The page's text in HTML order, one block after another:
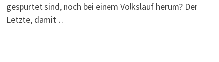
gespurtet sind, noch bei einem Volkslauf herum? Der
Letzte, damit …